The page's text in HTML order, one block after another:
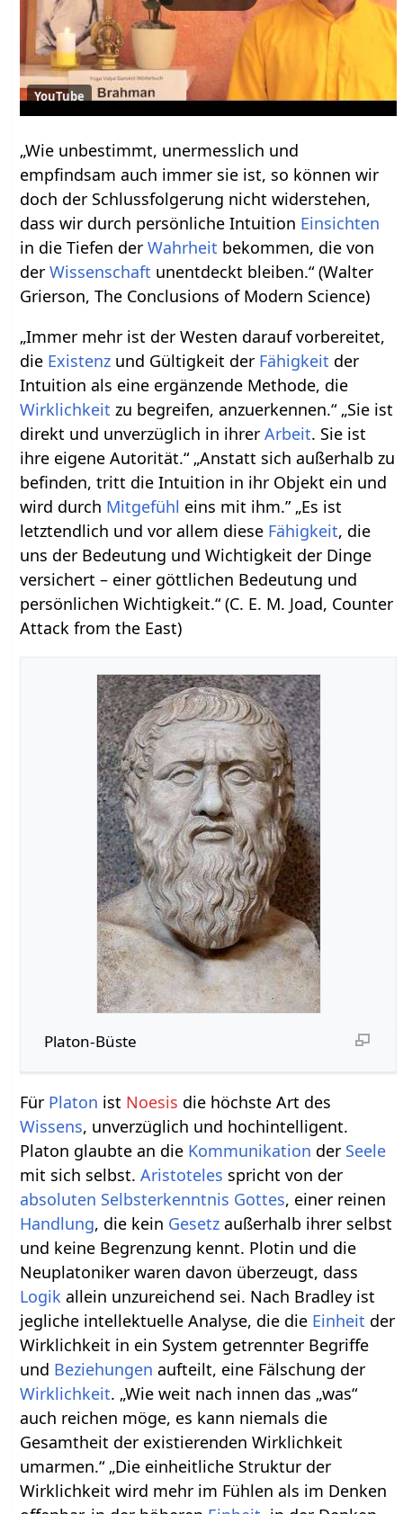
YouTube
„Wie unbestimmt, unermesslich und
empfindsam auch immer sie ist, so können wir
doch der Schlussfolgerung nicht widerstehen,
dass wir durch persönliche Intuition Einsichten
in die Tiefen derWahrheit bekommen, die von
derWissenschaft unentdeckt bleiben.“ (Walter
Grierson, The Conclusions of Modern Science)
„Immer mehr ist der Westen darauf vorbereitet,
die Existenz und Gültigkeit der Fähigkeit der
Intuition als eine ergänzende Methode, die
Wirklichkeit zu begreifen, anzuerkennen.“ „Sie ist
direkt und unverzüglich in ihrerArbeit. Sie ist
ihre eigene Autorität.“ „Anstatt sich außerhalb zu
befinden, tritt die Intuition in ihr Objekt ein und
wird durch Mitgefühl eins mit ihm.” „Es ist
letztendlich und vor allem diese Fähigkeit, die
uns der Bedeutung und Wichtigkeit der Dinge
versichert – einer göttlichen Bedeutung und
persönlichen Wichtigkeit.“ (C. E. M. Joad, Counter
Attack from the East)
Platon-Büste
Für Platon ist Noesis die höchste Art des
Wissens, unverzüglich und hochintelligent.
Platon glaubte an die Kommunikation der Seele
mit sich selbst.Aristoteles spricht von der
absoluten Selbsterkenntnis Gottes, einer reinen
Handlung, die kein Gesetz außerhalb ihrer selbst
und keine Begrenzung kennt. Plotin und die
Neuplatoniker waren davon überzeugt, dass
Logik allein unzureichend sei. Nach Bradley ist
jegliche intellektuelle Analyse, die die Einheit der
Wirklichkeit in ein System getrennter Begriffe
und Beziehungen aufteilt, eine Fälschung der
Wirklichkeit. „Wie weit nach innen das „was“
auch reichen möge, es kann niemals die
Gesamtheit der existierenden Wirklichkeit
umarmen.“ „Die einheitliche Struktur der
Wirklichkeit wird mehr im Fühlen als im Denken